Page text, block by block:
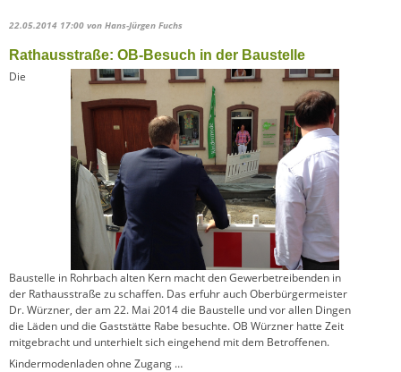
22.05.2014 17:00 von Hans-Jürgen Fuchs
Rathausstraße: OB-Besuch in der Baustelle
Die
Baustelle in Rohrbach alten Kern macht den Gewerbetreibenden in
der Rathausstraße zu schaffen. Das erfuhr auch Oberbürgermeister
Dr. Würzner, der am 22. Mai 2014 die Baustelle und vor allen Dingen
die Läden und die Gaststätte Rabe besuchte. OB Würzner hatte Zeit
mitgebracht und unterhielt sich eingehend mit dem Betroffenen.
Kindermodenladen ohne Zugang …